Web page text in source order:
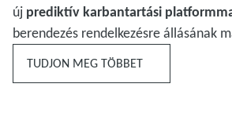
új prediktív karbantartási
berendezés rendelkezésre állásának
TUDJON MEG TÖBBET